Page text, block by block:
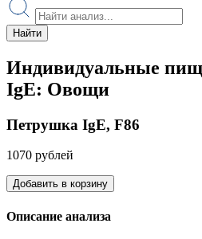
Найти
Индивидуальные
IgE: Овощи
Петрушка IgE, F86
1070 рублей
Добавить в корзину
Описание анализа